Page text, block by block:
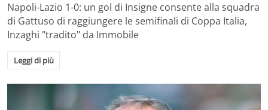
Napoli-Lazio 1-0: un gol di Insigne consente alla squadra
di Gattuso di raggiungere le semifinali di Coppa Italia,
Inzaghi "tradito" da Immobile
Leggi di più